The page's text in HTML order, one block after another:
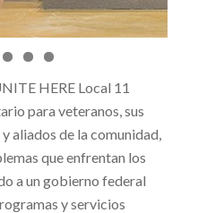
HERE Local 11
para veteranos, sus
aliados de la comunidad,
que enfrentan los
a un gobierno federal
y servicios